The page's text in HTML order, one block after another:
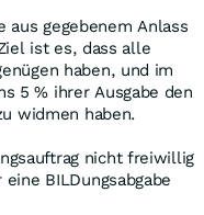
aus gegebenem Anlass
ist es, dass alle
haben, und im
5 % ihrer Ausgabe den
widmen haben.
nicht freiwillig
BILDungsabgabe